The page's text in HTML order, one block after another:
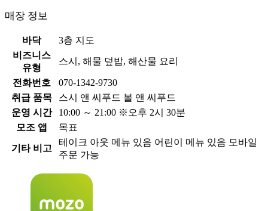
매장 정보
바닥
3층 지도
비즈니스
유형
스시, 해물 덮밥, 해산물 요리
전화번호
070-1342-9730
취급 품목
스시 앤 씨푸드 볼 앤 씨푸드
운영 시간
10:00 ～ 21:00 ※오후 2시 30분
모조 앱
목표
기타 비고
테이크 아웃 메뉴 있음 어린이 메뉴 있음 모바일
주문 가능